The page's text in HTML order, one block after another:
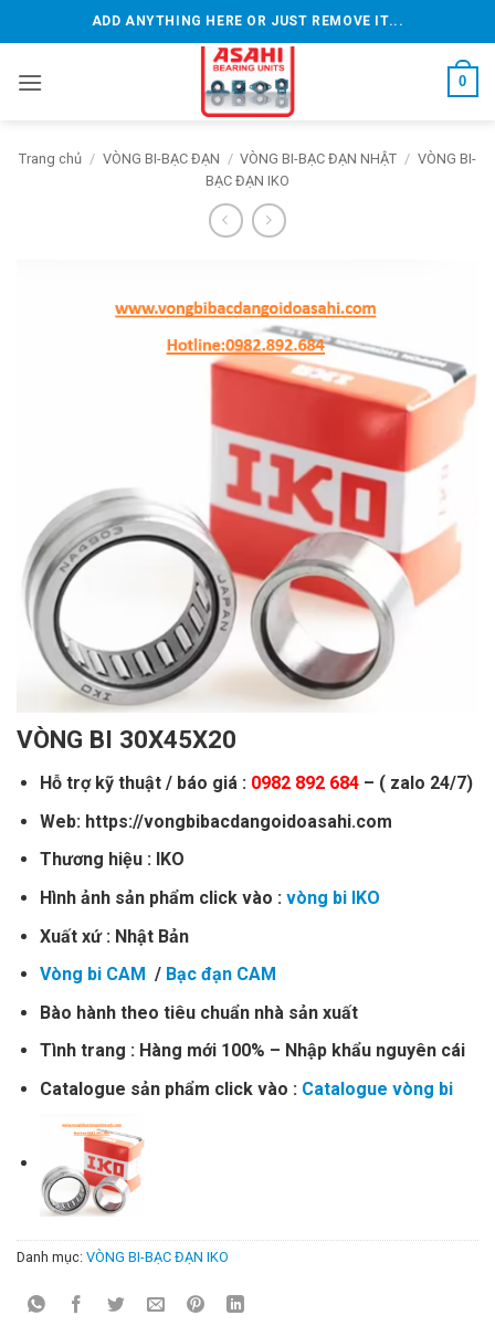
qua
dung
ADD ANYTHING HERE OR JUST REMOVE IT...
0
Trang chủ / VÒNG BI-BẠC ĐẠN / VÒNG BI-BẠC ĐẠN NHẬT / VÒNG BI-
BẠC ĐẠN IKO
VÒNG BI 30X45X20
Hỗ trợ kỹ thuật / báo giá : 0982 892 684– ( zalo 24/7)
Web: https://vongbibacdangoidoasahi.com
Thương hiệu : IKO
Hình ảnh sản phẩm click vào : vòng bi IKO
Xuất xứ : Nhật Bản
Vòng bi CAM / Bạc đạn CAM
Bào hành theo tiêu chuẩn nhà sản xuất
Tình trang : Hàng mới 100% – Nhập khẩu nguyên cái
Catalogue sản phẩm click vào : Catalogue vòng bi
Danh mục: VÒNG BI-BẠC ĐẠN IKO